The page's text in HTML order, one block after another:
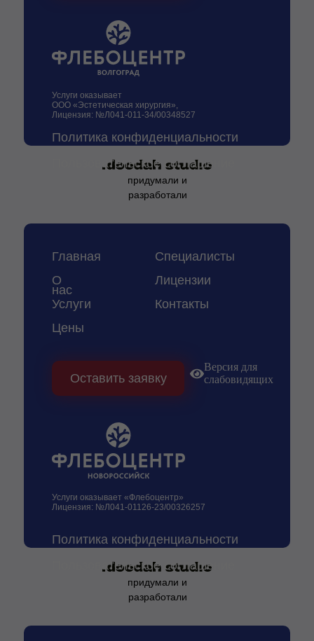
придумали и
разработали
Услуги оказывает
ООО «Эстетическая хирургия»,
Лицензия: №Л041-011-34/00348527
Пользовательское соглашение
Политика конфиденциальности
придумали и
разработали
Услуги оказывает «Флебоцентр»
Лицензия: №Л041-01126-23/00326257
Главная
Специалисты
О
нас
Лицензии
Услуги
Цены
Пользовательское соглашение
Политика конфиденциальности
Контакты
Оставить заявку
Версия для
слабовидящих